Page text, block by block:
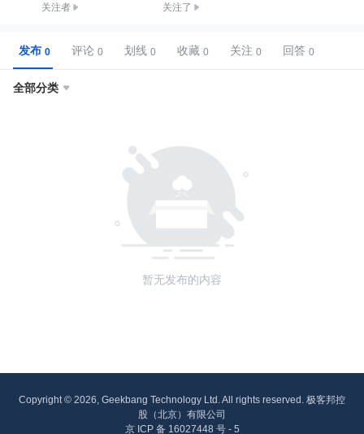
关注者 关注了
发布 评论 划线 收藏 关注 回答
全部分类 
暂无发布的内容
Copyright © 2026, Geekbang Technology Ltd. All rights reserved. 极客邦控
股（北京）有限公司
京 ICP 备 16027448 号 - 5